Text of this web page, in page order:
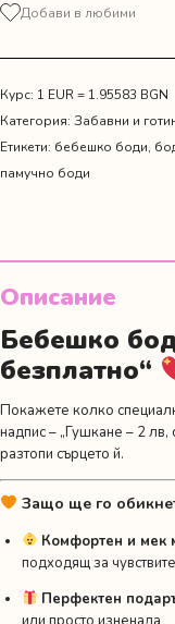
Боди
безплатно"
Добави в любими
Курс: 1 EUR = 1.95583 BGN
Категория: Забавни и
Етикети: бебешко боди,
памучно боди
Описание
Бебешко
безплатно“
Покажете колко
надпис – „Гушкане – 2
разтопи сърцето й.
Защо ще го
Комфортен и мек
подходящ за
Перфектен